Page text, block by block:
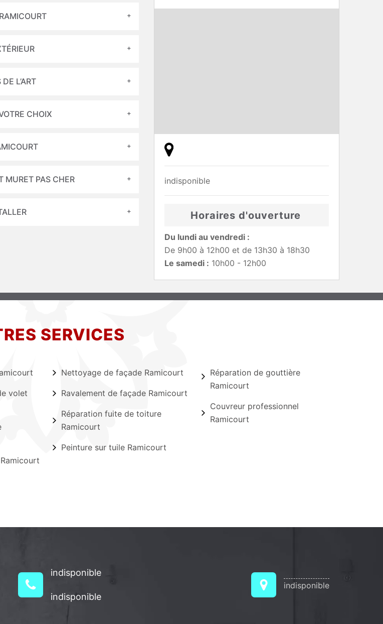
L’ART
CHOIX
MURET PAS CHER indisponible
Horaires d'ouverture
Du lundi au vendredi :
De 9h00 à 12h00 et de 13h30 à 18h30
Le samedi : 10h00 - 12h00
SERVICES
volet
Nettoyage de façade Ramicourt
Ravalement de façade Ramicourt
Réparation fuite de toiture
Ramicourt
Peinture sur tuile Ramicourt
Réparation de gouttière
Ramicourt
Couvreur professionnel
Ramicourt
indisponible
indisponible
indisponible